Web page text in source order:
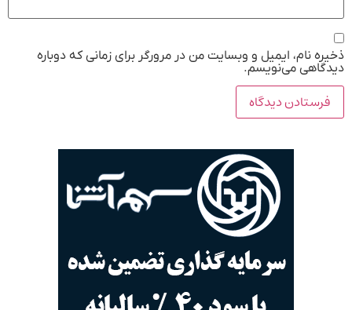
ذخیره نام، ایمیل و وبسایت من در مرورگر برای زمانی که دوباره
دیدگاهی می‌نویسم.